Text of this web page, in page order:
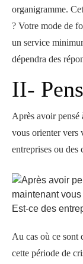
organigramme.
? Votre mode de
un service
dépendra des
II-
Après avoir pensé
vous orienter vers
entreprises ou des
Au cas où ce sont
cette période de